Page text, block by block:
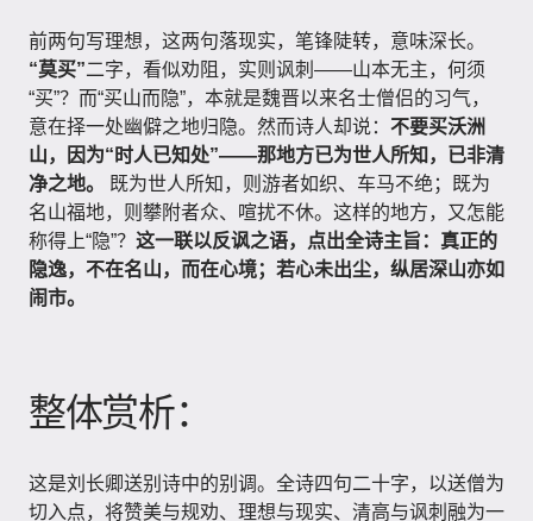
前两句写理想，这两句落现实，笔锋陡转，意味深长。
“莫买”二字，看似劝阻，实则讽刺——山本无主，何须
“买”？而“买山而隐”，本就是魏晋以来名士僧侣的习气，
意在择一处幽僻之地归隐。然而诗人却说： 不要买沃洲
山，因为“时人已知处”——那地方已为世人所知，已非清
净之地。
既为世人所知，则游者如织、车马不绝；既为
名山福地，则攀附者众、喧扰不休。这样的地方，又怎能
称得上“隐”？ 这一联以反讽之语，点出全诗主旨：真正的
隐逸，不在名山，而在心境；若心未出尘，纵居深山亦如
闹市。
整体赏析：
这是刘长卿送别诗中的别调。全诗四句二十字，以送僧为
切入点，将赞美与规劝、理想与现实、清高与讽刺融为一